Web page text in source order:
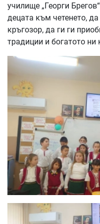
училище „Георги
децата към четенето,
кръгозор, да ги ги
традиции и богатото ни